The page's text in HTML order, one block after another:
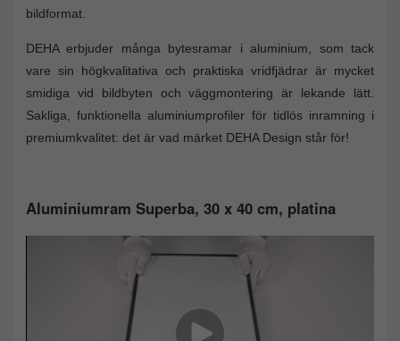
bildformat.
DEHA erbjuder många bytesramar i aluminium, som tack
vare sin högkvalitativa och praktiska vridfjädrar är mycket
smidiga vid bildbyten och väggmontering är lekande lätt.
Sakliga, funktionella aluminiumprofiler för tidlös inramning i
premiumkvalitet: det är vad märket DEHA Design står för!
Aluminiumram Superba, 30 x 40 cm, platina